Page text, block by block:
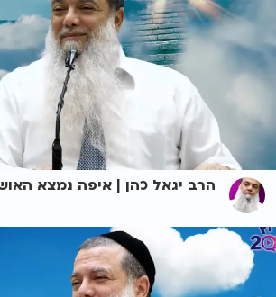
הרב יגאל כהן | איפה נמצא